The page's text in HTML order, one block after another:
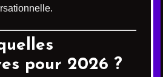
pour 2026 ?